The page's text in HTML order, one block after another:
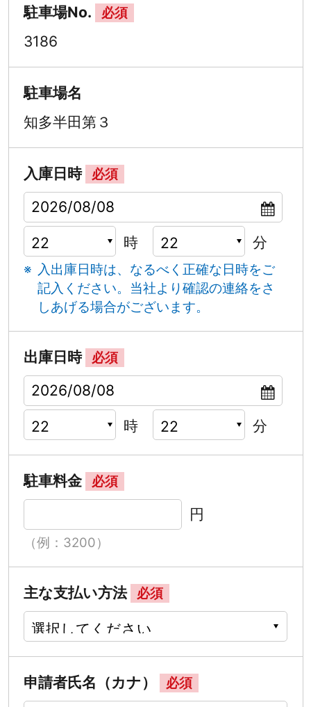
駐車場No. 必須
3186
駐車場名
知多半田第３
入庫日時 必須
時 分
入出庫日時は、なるべく正確な日時をご
記入ください。 当社より確認の連絡をさ
しあげる場合がございます。
出庫日時 必須
時 分
駐車料金 必須
円
（例：3200）
主な支払い方法 必須
申請者氏名（カナ） 必須